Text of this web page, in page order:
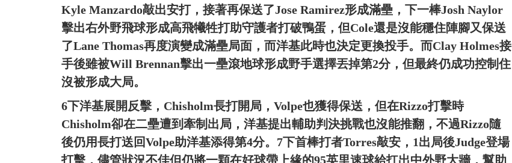
Kyle Manzardo敲出安打，接著再保送了Jose Ramirez形成滿壘，下一棒Josh Naylor
擊出右外野飛球形成高飛犧牲打助守護者打破鴨蛋，但Cole還是沒能穩住陣腳又保送
了Lane Thomas再度演變成滿壘局面，而洋基此時也決定更換投手。而Clay Holmes接
手後雖被Will Brennan擊出一壘滾地球形成野手選擇丟掉第2分，但最終仍成功控制住
沒被形成大局。
6下洋基展開反擊，Chisholm長打開局，Volpe也獲得保送，但在Rizzo打擊時
Chisholm卻在二壘遭到牽制出局，洋基提出輔助判決挑戰也沒能推翻，不過Rizzo隨
後仍用長打送回Volpe助洋基添得第4分。7下首棒打者Torres敲安，1出局後Judge登場
打擊，儘管狀況不佳但仍將一顆在好球帶上緣的95英里速球給扛出中外野大牆，幫助